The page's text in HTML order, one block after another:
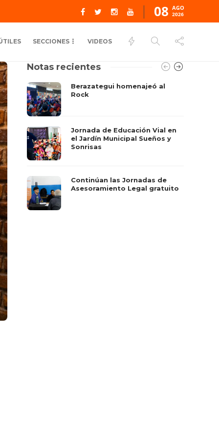
08 AGO
2026
SECCIONES VIDEOS
Notas recientes
Berazategui homenajeó al
Rock
Jornada de Educación Vial en
el Jardín Municipal Sueños y
Sonrisas
Continúan las Jornadas de
Asesoramiento Legal gratuito